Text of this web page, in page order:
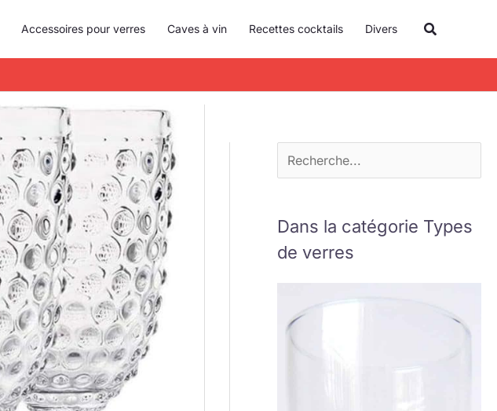
Accessoires pour verres Caves à vin Recettes cocktails Divers
e
c
h
Dans la catégorie Types
de verres